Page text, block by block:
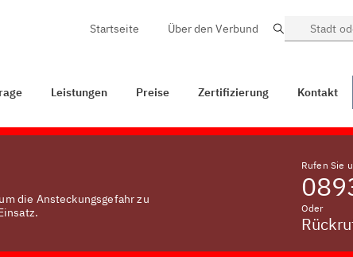
BÜRGERTELEFON
Startseite Über den Verbund Suche
Leistungen Preise Zertifizierung Kontakt
die Ansteckungsgefahr zu
Rufen Sie
Oder